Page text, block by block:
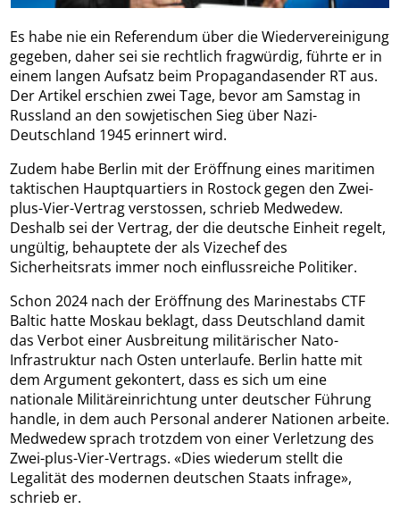
Es habe nie ein Referendum über die Wiedervereinigung
gegeben, daher sei sie rechtlich fragwürdig, führte er in
einem langen Aufsatz beim Propagandasender RT aus.
Der Artikel erschien zwei Tage, bevor am Samstag in
Russland an den sowjetischen Sieg über Nazi-
Deutschland 1945 erinnert wird.
Zudem habe Berlin mit der Eröffnung eines maritimen
taktischen Hauptquartiers in Rostock gegen den Zwei-
plus-Vier-Vertrag verstossen, schrieb Medwedew.
Deshalb sei der Vertrag, der die deutsche Einheit regelt,
ungültig, behauptete der als Vizechef des
Sicherheitsrats immer noch einflussreiche Politiker.
Schon 2024 nach der Eröffnung des Marinestabs CTF
Baltic hatte Moskau beklagt, dass Deutschland damit
das Verbot einer Ausbreitung militärischer Nato-
Infrastruktur nach Osten unterlaufe. Berlin hatte mit
dem Argument gekontert, dass es sich um eine
nationale Militäreinrichtung unter deutscher Führung
handle, in dem auch Personal anderer Nationen arbeite.
Medwedew sprach trotzdem von einer Verletzung des
Zwei-plus-Vier-Vertrags. «Dies wiederum stellt die
Legalität des modernen deutschen Staats infrage»,
schrieb er.